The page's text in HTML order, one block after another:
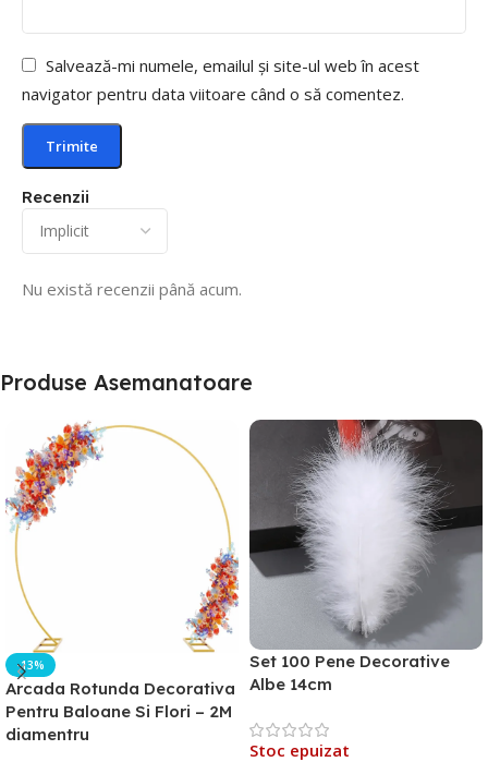
Recenzii
Nu există recenzii până acum.
Salvează-mi numele, emailul și site-ul web în acest
navigator pentru data viitoare când o să comentez.
Produse Asemanatoare
-13%
Arcada Rotunda Decorativa
Pentru Baloane Si Flori – 2M
diamentru
Set 100 Pene Decorative
Albe 14cm
Stoc epuizat